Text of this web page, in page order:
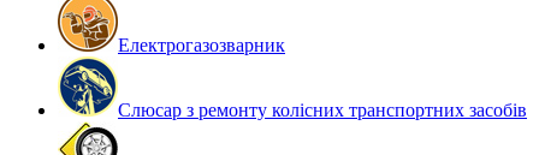
Електрогазозварник
Слюсар з ремонту колісних транспортних засобів